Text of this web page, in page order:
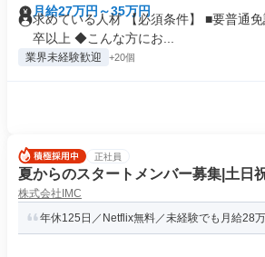
月給27万円～35万円
求めている人材 【必須条件】 ■要普通
卒以上 ◆こんな方にお...
業界未経験歓迎 +20個
正社員
夏からのスタートメンバー募集|土日
株式会社IMC
年休125日／Netflix無料／未経験でも月給28